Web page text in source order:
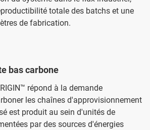
totale des batchs et une
de fabrication.
bas carbone
répond à la demande
les chaînes d'approvisionnement
est produit au sein d'unités de
par des sources d'énergies